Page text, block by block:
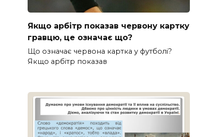
Якщо арбітр показав червону картку
гравцю, це означає що?
Що означає червона картка у футболі?
Якщо арбітр показав